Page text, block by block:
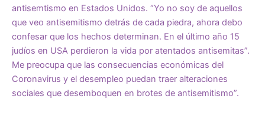
antisemtismo en Estados Unidos. “Yo no soy de aquellos
que veo antisemitismo detrás de cada piedra, ahora debo
confesar que los hechos determinan. En el último año 15
judíos en USA perdieron la vida por atentados antisemitas”.
Me preocupa que las consecuencias económicas del
Coronavirus y el desempleo puedan traer alteraciones
sociales que desemboquen en brotes de antisemitismo”.